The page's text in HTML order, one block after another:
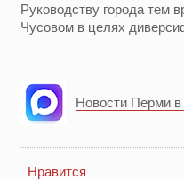
Руководству города тем
Чусовом в целях
Новости Перми
Нравится